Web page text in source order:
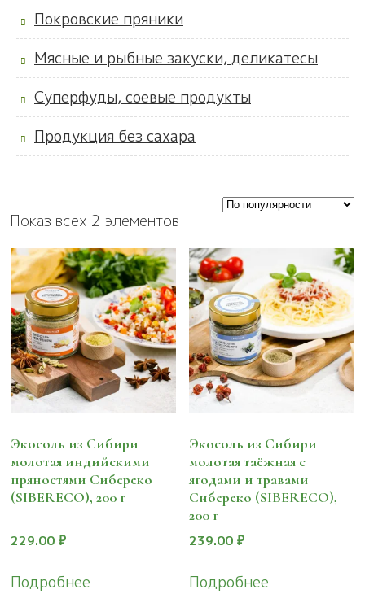
Покровские пряники
Мясные и рыбные закуски, деликатесы
Суперфуды, соевые продукты
Продукция без сахара
Показ всех 2 элементов
Экосоль из Сибири
молотая индийскими
пряностями Сибереко
(SIBERECO), 200 г
229.00 ₽
Подробнее
Экосоль из Сибири
молотая таёжная с
ягодами и травами
Сибереко (SIBERECO),
200 г
239.00₽
Подробнее